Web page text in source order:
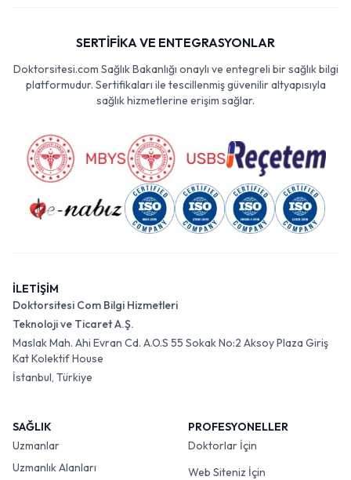
SERTİFİKA VE ENTEGRASYONLAR
Doktorsitesi.com Sağlık Bakanlığı onaylı ve entegreli bir sağlık bilgi
platformudur. Sertifikaları ile tescillenmiş güvenilir altyapısıyla
sağlık hizmetlerine erişim sağlar.
İLETİŞİM
Doktorsitesi Com Bilgi Hizmetleri
Teknoloji ve Ticaret A.Ş.
Maslak Mah. Ahi Evran Cd. A.O.S 55 Sokak No:2 Aksoy Plaza Giriş
Kat Kolektif House
İstanbul, Türkiye
SAĞLIK
Uzmanlar
Uzmanlık Alanları
PROFESYONELLER
Doktorlar İçin
Web Siteniz İçin